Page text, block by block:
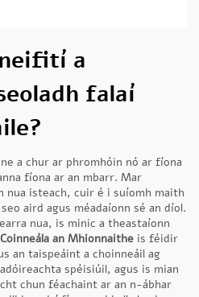
a
falaí
a chur ar phromhóin nó ar fíona
fíona ar an mbarr. Mar
nua isteach, cuir é i suíomh maith
aird agus méadaíonn sé an díol.
nua, is minic a theastaíonn
an Mhionnaithe is féidir
an taispeáint a choinneáil ag
spéisiúil, agus is mian
chun féachaint ar an n-ábhar